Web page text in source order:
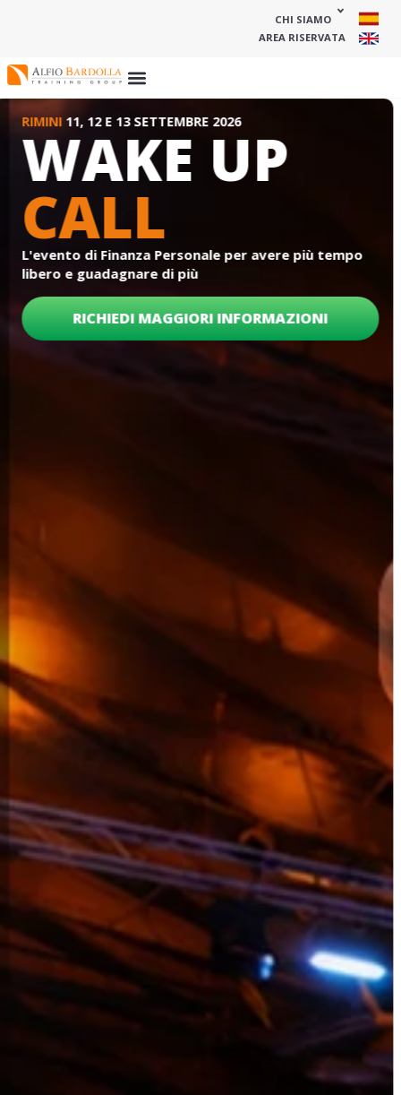
CHI SIAMO
AREA RISERVATA
IN DIRETTA STREAMING
Corso ETF
Impara a usare gli ETF per costruire una
strategia finanziaria coerente con i tuoi
obiettivi. Scoprirai come utilizzarli
attraverso un approccioBuy & Hold, un
PAC classico o per generare cashflow.
DATA:29 AGOSTO 2026
Richiedi maggiori
informazioni